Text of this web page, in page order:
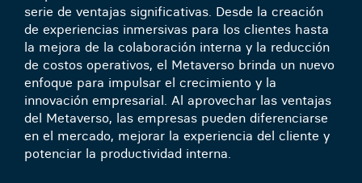
serie de ventajas significativas. Desde la creación
de experiencias inmersivas para los clientes hasta
la mejora de la colaboración interna y la reducción
de costos operativos, el Metaverso brinda un nuevo
enfoque para impulsar el crecimiento y la
innovación empresarial. Al aprovechar las ventajas
del Metaverso, las empresas pueden diferenciarse
en el mercado, mejorar la experiencia del cliente y
potenciar la productividad interna.